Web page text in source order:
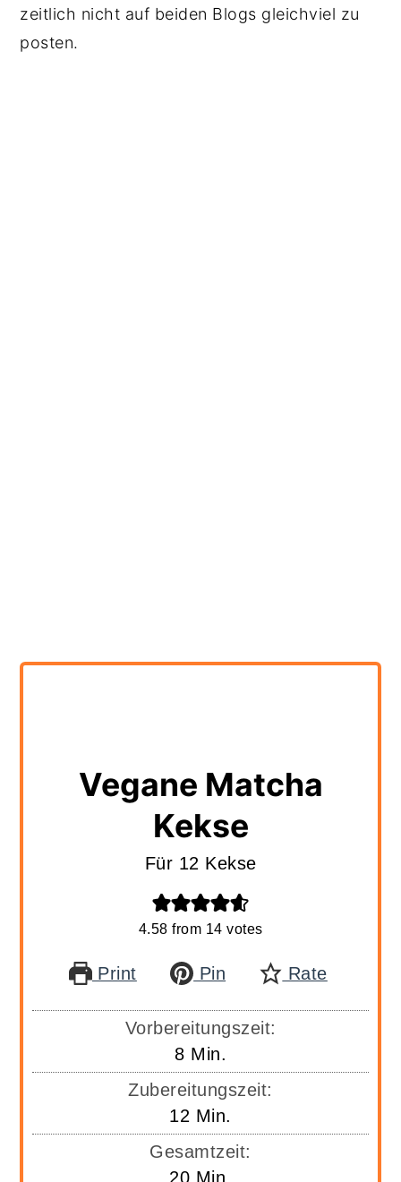
zeitlich nicht auf beiden Blogs gleichviel zu
posten.
Vegane Matcha
Kekse
Für 12 Kekse
4.58 from 14 votes
Print Pin Rate
Vorbereitungszeit:
8Minuten
Min.
Zubereitungszeit:
12 Minuten
Min.
Gesamtzeit:
20Minuten
Min.